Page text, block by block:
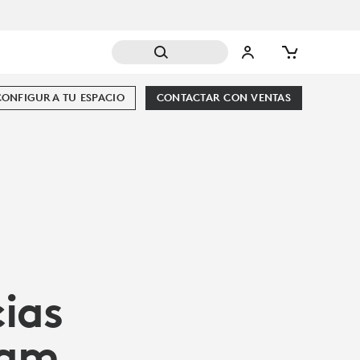
CONTACTAR CON VENTAS
TU ESPACIO